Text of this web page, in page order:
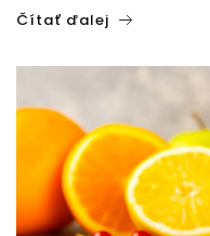
Čítať ďalej